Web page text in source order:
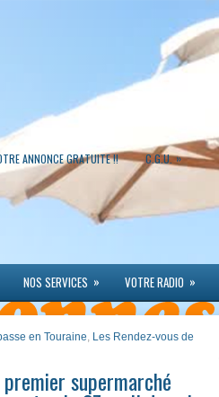
ANNONCE GRATUITE !! C.G.U. »
NOS SERVICES » VOTRE RADIO »
en Touraine, Les Rendez-vous de
premier supermarché